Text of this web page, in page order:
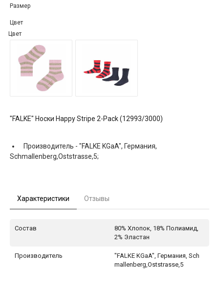
Размер
Цвет
Цвет
"FALKE" Носки Happy Stripe 2-Pack (12993/3000)
Производитель - "FALKE KGaA", Германия,
Schmallenberg,Oststrasse,5;
Характеристики Отзывы
Состав
80% Хлопок, 18% Полиамид,
2% Эластан
Производитель
"FALKE KGaA", Германия, Sch
mallenberg,Oststrasse,5